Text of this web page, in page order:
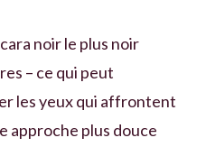
noir le plus noir
– ce qui peut
les yeux qui affrontent
approche plus douce